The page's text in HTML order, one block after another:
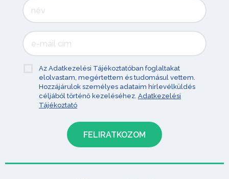
Az Adatkezelési Tájékoztatóban foglaltakat
elolvastam, megértettem és tudomásul vettem.
Hozzájárulok személyes adataim hírlevélküldés
céljából történő kezeléséhez. Adatkezelési
Tájékoztató